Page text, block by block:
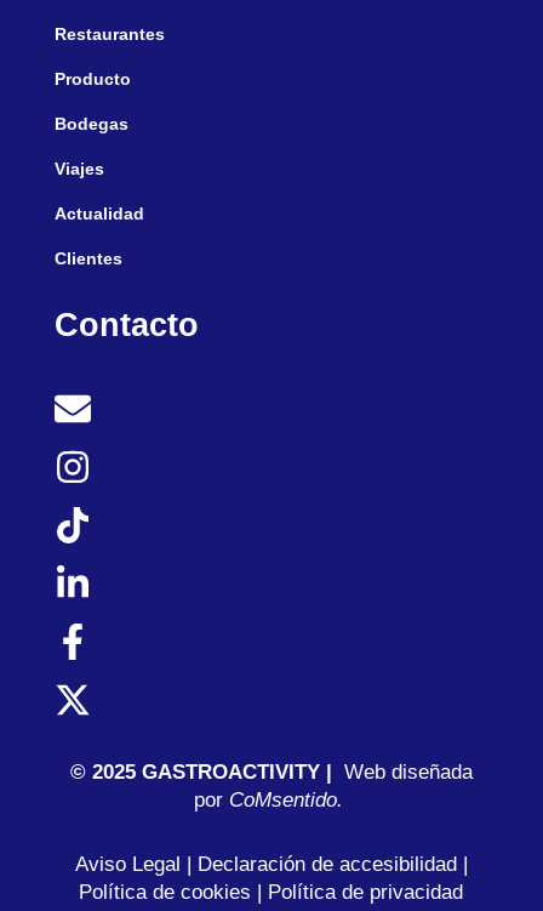
Restaurantes
Producto
Bodegas
Viajes
Actualidad
Clientes
Contacto
© 2025 GASTROACTIVITY | Web diseñada
porCoMsentido.
Aviso Legal | Declaración de accesibilidad|
Política de cookies | Política de privacidad